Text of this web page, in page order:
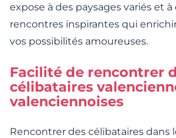
expose à des paysages variés et
rencontres inspirantes qui
vos possibilités amoureuses.
Facilité de rencontrer
célibataires
valenciennoises
Rencontrer des célibataires dans